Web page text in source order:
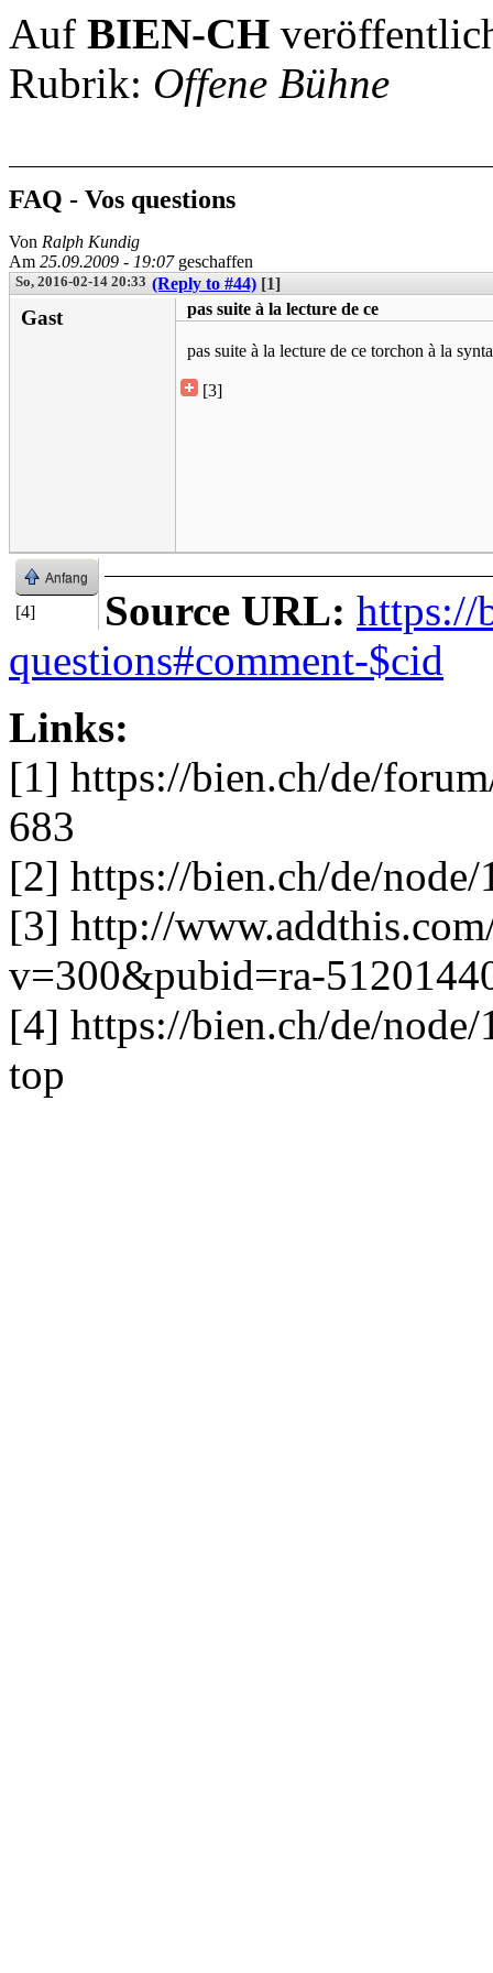
Auf BIEN-CH
Rubrik: Offene Bühne
FAQ - Vos questions
Von Ralph Kundig
Am 25.09.2009 - 19:07geschaffen
So, 2016-02-14 20:33 (Reply to #44) [1]
Gast pas suite à la lecture de ce
pas suite à la lecture de ce torchon à la
[3]
Anfang
[4] Source URL: https://
questions#comment-$cid
Links:
[1] https://bien.ch/de/
683
[2] https://bien.ch/de/
[3] http://
v=300&pubid=ra-
[4] https://bien.ch/de/
top